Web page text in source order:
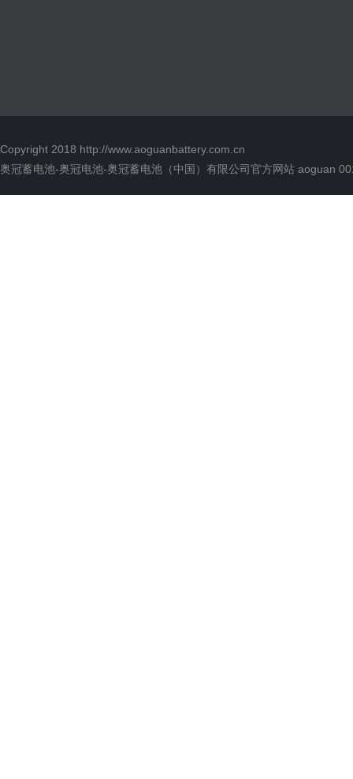
Copyright 2018 http://www.aoguanbattery.com.cn
奥冠蓄电池-奥冠电池-奥冠蓄电池（中国）有限公司官方网站 aoguan